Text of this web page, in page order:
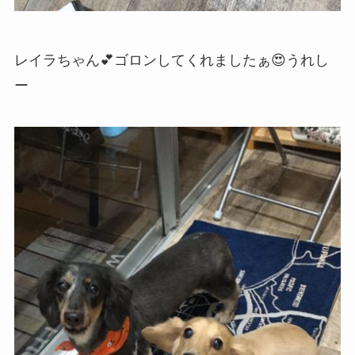
レイラちゃん💕ゴロンしてくれましたぁ😍うれし
ー